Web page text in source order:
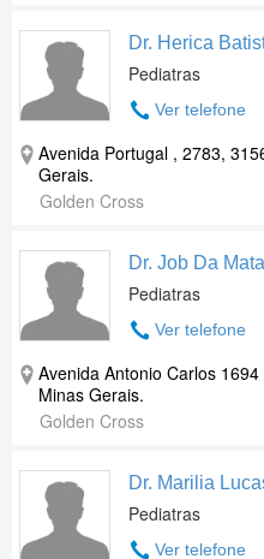
Dr. Herica
Pediatras
Ver telefone
Avenida Portugal , 2783,
Gerais.
Golden Cross
Dr. Job Da
Pediatras
Ver telefone
Avenida Antonio Carlos
Minas Gerais.
Golden Cross
Dr. Marilia
Pediatras
Ver telefone